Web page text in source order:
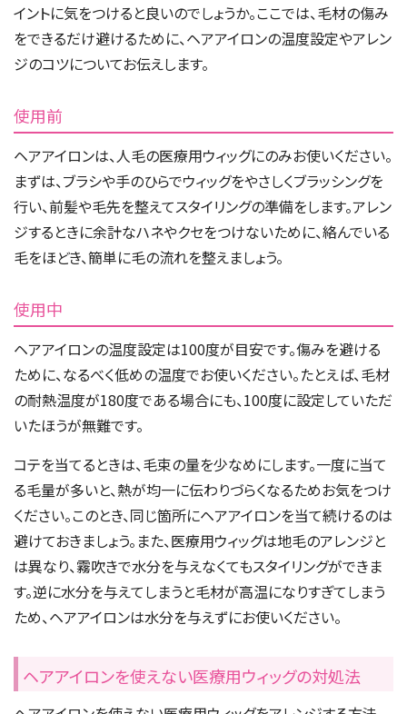
イントに気をつけると良いのでしょうか。ここでは、毛材の傷み
をできるだけ避けるために、ヘアアイロンの温度設定やアレン
ジのコツについてお伝えします。
使用前
ヘアアイロンは、人毛の医療用ウィッグにのみお使いください。
まずは、ブラシや手のひらでウィッグをやさしくブラッシングを
行い、前髪や毛先を整えてスタイリングの準備をします。アレン
ジするときに余計なハネやクセをつけないために、絡んでいる
毛をほどき、簡単に毛の流れを整えましょう。
使用中
ヘアアイロンの温度設定は100度が目安です。傷みを避ける
ために、なるべく低めの温度でお使いください。たとえば、毛材
の耐熱温度が180度である場合にも、100度に設定していただ
いたほうが無難です。
コテを当てるときは、毛束の量を少なめにします。一度に当て
る毛量が多いと、熱が均一に伝わりづらくなるためお気をつけ
ください。このとき、同じ箇所にヘアアイロンを当て続けるのは
避けておきましょう。また、医療用ウィッグは地毛のアレンジと
は異なり、霧吹きで水分を与えなくてもスタイリングができま
す。逆に水分を与えてしまうと毛材が高温になりすぎてしまう
ため、ヘアアイロンは水分を与えずにお使いください。
ヘアアイロンを使えない医療用ウィッグの対処法